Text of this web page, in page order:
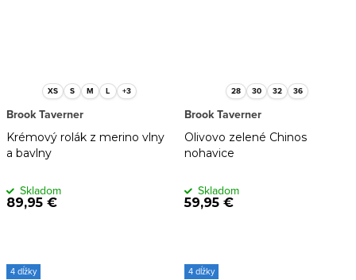
XS S M L +3
Krémový rolák z merino vlny
a bavlny
Brook Taverner
89,95 €
Skladom
28 30 32 36
Olivovo zelené Chinos
nohavice
Brook Taverner
59,95 €
Skladom
4 dĺžky
4 dĺžky